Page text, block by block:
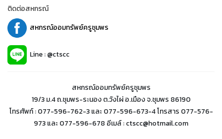
ติดต่อสหกรณ์
สหกรณ์ออมทรัพย์ครูชุมพร
Line : @ctscc
สหกรณ์ออมทรัพย์ครูชุมพร
19/3 ม.4 ถ.ชุมพร-ระนอง ต.วังไผ่ อ.เมือง จ.ชุมพร 86190
โทรศัพท์ : 077-596-762-3 และ 077-596-673-4 โทรสาร 077-576-
973 และ 077-596-678 อีเมล์ : ctscc@hotmail.com